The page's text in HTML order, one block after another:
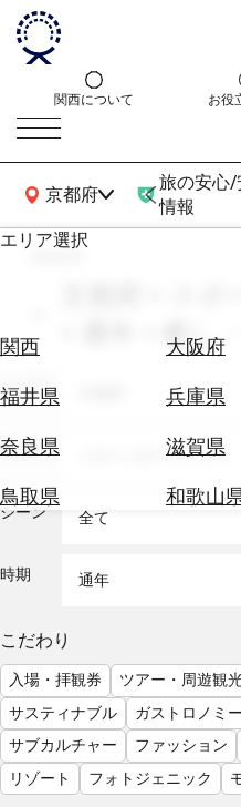
関西について お役
京都府
関西広域MAP
旅の安心/
情報
エリア選択
関西 大阪府
福井県
兵庫県
奈良県
滋賀県
鳥取県
和歌山
エ
券
テ
を
る
気
を
見
る
search
京都府 × ス
× 通年 × 癒
エリア
テーマ スポーツ&アウトドア
シーン 全て
時期 通年
こだわり
入場・拝観券 ツアー・周遊観
サスティナブル
ガストロノミー
サブカルチャー
ファッション
リゾート
フォトジェニック